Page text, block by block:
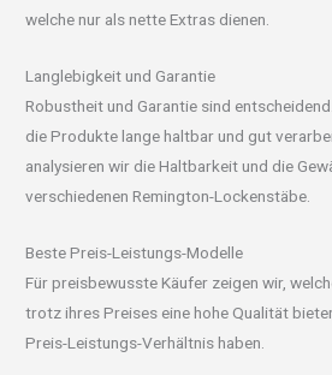
welche nur als nette Extras dienen.
Langlebigkeit und Garantie
Robustheit und Garantie sind
die Produkte lange haltbar und gut
analysieren wir die Haltbarkeit und die
verschiedenen Remington-Lockenstäbe.
Beste Preis-Leistungs-Modelle
Für preisbewusste Käufer zeigen wir,
trotz ihres Preises eine hohe Qualität
Preis-Leistungs-Verhältnis haben.